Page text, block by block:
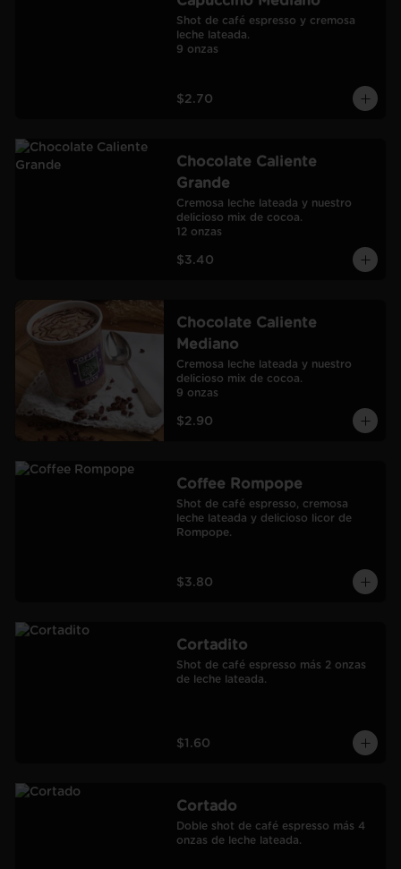
Shot de café espresso y cremosa
leche lateada.
9 onzas
$2.70
Chocolate Caliente
Grande
Cremosa leche lateada y nuestro
delicioso mix de cocoa.
12 onzas
$3.40
Chocolate Caliente
Mediano
Cremosa leche lateada y nuestro
delicioso mix de cocoa.
9 onzas
$2.90
Coffee Rompope
Shot de café espresso, cremosa
leche lateada y delicioso licor de
Rompope.
$3.80
Cortadito
Shot de café espresso más 2 onzas
de leche lateada.
$1.60
Cortado
Doble shot de café espresso más 4
onzas de leche lateada.